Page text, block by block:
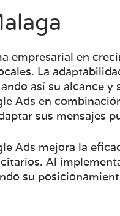
empresarial en
La
así su alcance
Ads en
sus mensajes
Ads mejora la
Al
su